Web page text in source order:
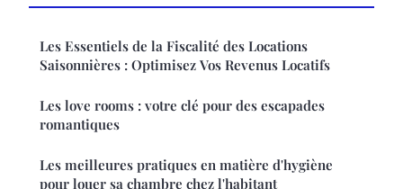
Les Essentiels de la Fiscalité des Locations
Saisonnières : Optimisez Vos Revenus Locatifs
Les love rooms : votre clé pour des escapades
romantiques
Les meilleures pratiques en matière d'hygiène
pour louer sa chambre chez l'habitant